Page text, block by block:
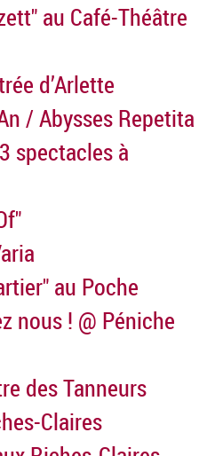
au Café-Théâtre
d’Arlette
/ Abysses Repetita
spectacles à
au Poche
nous ! @ Péniche
des Tanneurs
Claires